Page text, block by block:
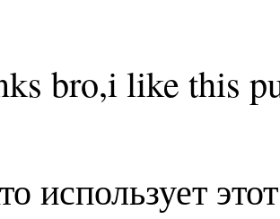
bro,i like this
использует